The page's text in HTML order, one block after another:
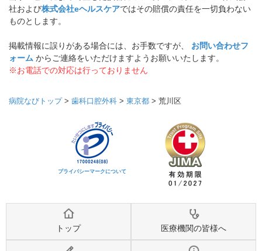
社および株式会社eヘルスケアではその賠償の責任を一切負わない
ものとします。
掲載情報に誤りがある場合には、お手数ですが、 お問い合わせフ
ォーム からご連絡をいただけますようお願いいたします。
※お電話での対応は行っておりません
病院なびトップ> 歯科口腔外科 > 東京都 > 荒川区
プライバシーマークについて
トップ 医療機関の皆様へ